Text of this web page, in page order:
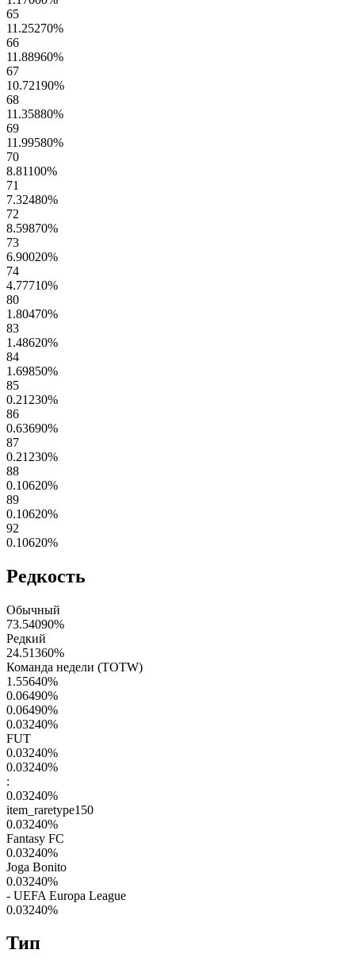
65
11.25270%
66
11.88960%
67
10.72190%
68
11.35880%
69
11.99580%
70
8.81100%
71
7.32480%
72
8.59870%
73
6.90020%
74
4.77710%
80
1.80470%
83
1.48620%
84
1.69850%
85
0.21230%
86
0.63690%
87
0.21230%
88
0.10620%
89
0.10620%
92
0.10620%
Редкость
Обычный
73.54090%
Редкий
24.51360%
Команда недели (TOTW)
1.55640%
0.06490%
0.06490%
0.03240%
FUT
0.03240%
0.03240%
:
0.03240%
item_raretype150
0.03240%
Fantasy FC
0.03240%
Joga Bonito
0.03240%
- UEFA Europa League
0.03240%
Тип